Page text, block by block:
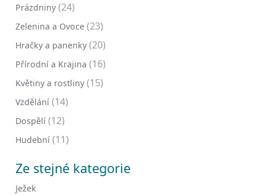
Prázdniny (24)
Zelenina a Ovoce (23)
Hračky a panenky (20)
Přírodní a Krajina (16)
Květiny a rostliny (15)
Vzdělání (14)
Dospělí (12)
Hudební (11)
Ze stejné kategorie
Ježek